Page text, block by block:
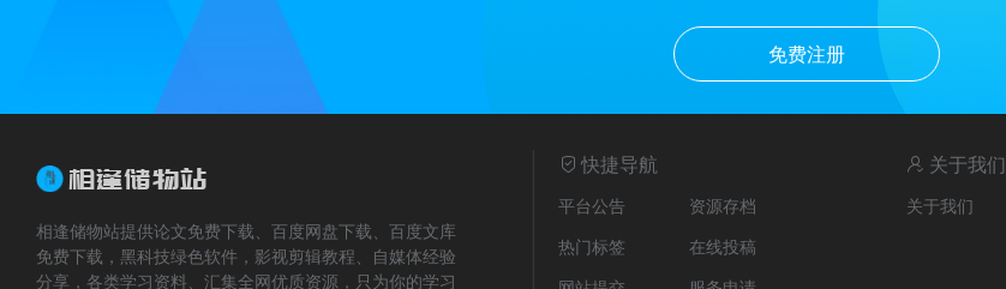
免费注册
相逢储物站提供论文免费下载、百度网盘下载、百度文库
免费下载，黑科技绿色软件，影视剪辑教程、自媒体经验
分享，各类学习资料、汇集全网优质资源，只为你的学习
快捷导航
平台公告
资源存档
热门标签
在线投稿
关于我们
关于我们